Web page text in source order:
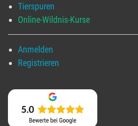
Tierspuren
Online-Wildnis-Kurse
Anmelden
Registrieren